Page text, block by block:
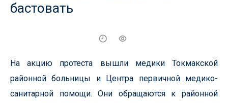
бастовать
На акцию протеста вышли медики Токмакской
районной больницы и Центра первичной медико-
санитарной помощи. Они обращаются к районной